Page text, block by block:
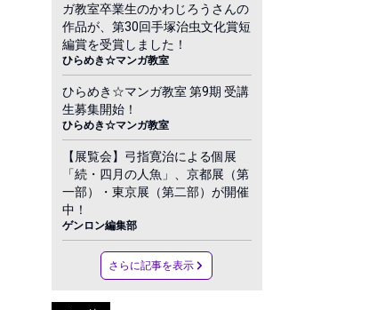
ガ教室卒業生のかわじろうさんの
作品が、第30回手塚治虫文化賞短
編賞を受賞しました！
ひらめき☆マンガ教室
ひらめき☆マンガ教室 第9期 受講
生募集開始！
ひらめき☆マンガ教室
【展覧会】弓指寛治による個展
「続・四月の人魚」、京都展（第
一部）・東京展（第二部）が開催
中！
ゲンロン編集部
さらに記事を表示